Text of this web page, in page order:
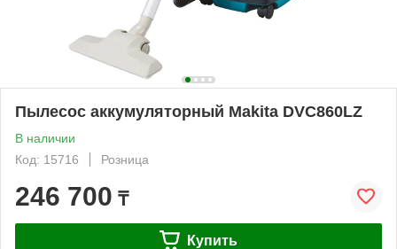
Пылесос аккумуляторный Makita DVC860LZ
В наличии
Код: 15716
Розница
246 700 ₸
Купить